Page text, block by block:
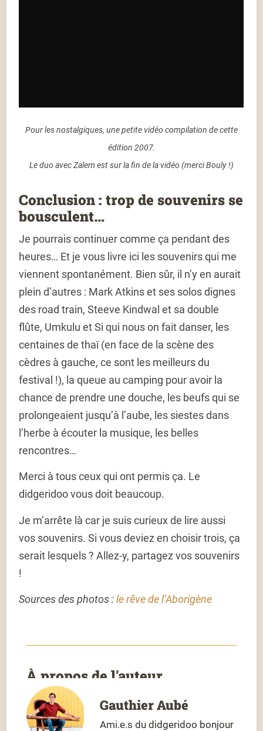
Pour les nostalgiques, une petite vidéo compilation de cette
édition 2007.
Le duo avec Zalem est sur la fin de la vidéo (merci Bouly !)
Conclusion : trop de souvenirs se
bousculent…
Je pourrais continuer comme ça pendant des
heures… Et je vous livre ici les souvenirs qui me
viennent spontanément. Bien sûr, il n’y en aurait
plein d’autres : Mark Atkins et ses solos dignes
des road train, Steeve Kindwal et sa double
flûte, Umkulu et Si qui nous on fait danser, les
centaines de thaï (en face de la scène des
cèdres à gauche, ce sont les meilleurs du
festival !), la queue au camping pour avoir la
chance de prendre une douche, les beufs qui se
prolongeaient jusqu’à l’aube, les siestes dans
l’herbe à écouter la musique, les belles
rencontres…
Merci à tous ceux qui ont permis ça. Le
didgeridoo vous doit beaucoup.
Je m’arrête là car je suis curieux de lire aussi
vos souvenirs. Si vous deviez en choisir trois, ça
serait lesquels ? Allez-y, partagez vos souvenirs
!
Sources des photos :le rêve de l’Aborigène
À propos de l'auteur
Gauthier Aubé
Ami.e.s du didgeridoo bonjour